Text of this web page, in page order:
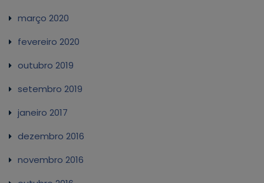
março 2020
fevereiro 2020
outubro 2019
setembro 2019
janeiro 2017
dezembro 2016
novembro 2016